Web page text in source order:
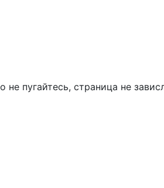
пугайтесь, страница не